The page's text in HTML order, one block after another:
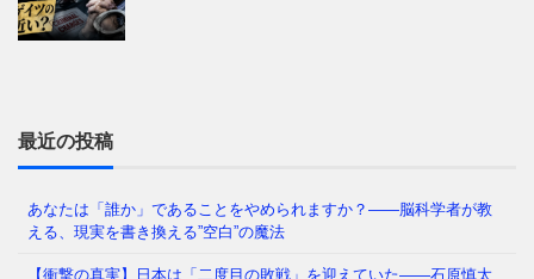
あなたの職場、実は「腐りかけ」かもしれません 冷
最近の投稿
あなたは「誰か」であることをやめられますか？——脳科学者が教
える、現実を書き換える”空白”の魔法
【衝撃の真実】日本は「二度目の敗戦」を迎えていた――石原慎太